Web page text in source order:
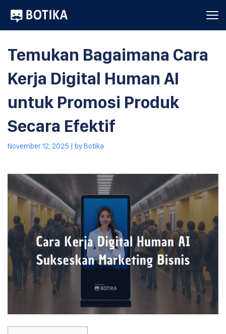
Temukan Bagaimana Cara
Kerja Digital Human AI
untuk Promosi Produk
Secara Efektif
November 12, 2025 | byBotika